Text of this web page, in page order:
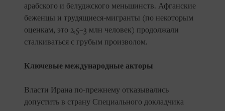
арабского и белуджского меньшинств. Афганские
беженцы и трудящиеся-мигранты (по некоторым
оценкам, это 2,5–3 млн человек) продолжали
сталкиваться с грубым произволом.
Ключевые международные акторы
Власти Ирана по-прежнему отказывались
допустить в страну Специального докладчика